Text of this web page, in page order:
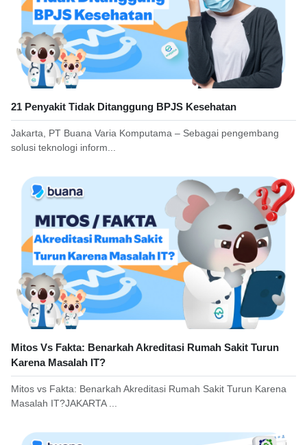
21 Penyakit Tidak Ditanggung BPJS Kesehatan
Jakarta, PT Buana Varia Komputama – Sebagai pengembang
solusi teknologi inform...
Mitos Vs Fakta: Benarkah Akreditasi Rumah Sakit Turun
Karena Masalah IT?
Mitos vs Fakta: Benarkah Akreditasi Rumah Sakit Turun Karena
Masalah IT?JAKARTA ...